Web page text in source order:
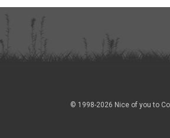
© 1998-2026 Nice of you to